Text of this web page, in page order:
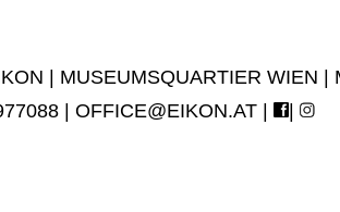
| MUSEUMSQUARTIER WIEN
| OFFICE@EIKON.AT | |